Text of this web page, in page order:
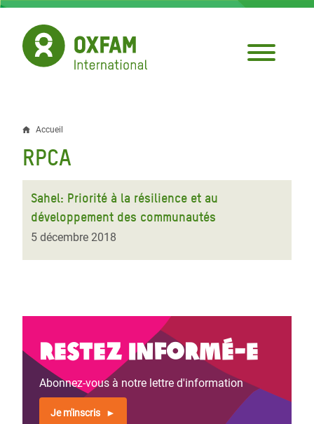
Aller
contenu
principal
Fil
d'Ariane
Accueil
RPCA
Sahel: Priorité à la résilience et au
développement des communautés
5 décembre 2018
Restez informé-e
Abonnez-vous à notre lettre d'information
Je m'inscris